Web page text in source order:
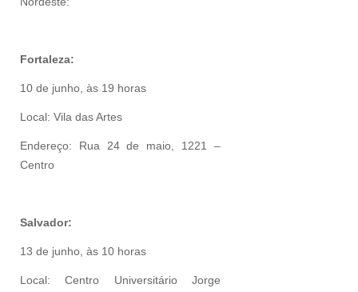
Fortaleza:
10 de junho, às 19 horas
Local: Vila das Artes
Endereço: Rua 24 de maio, 1221 –
Centro
Salvador:
13 de junho, às 10 horas
Local: Centro Universitário Jorge